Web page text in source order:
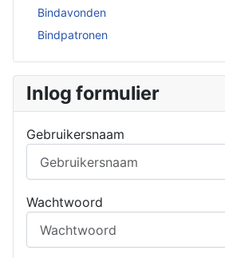
Bindavonden
Bindpatronen
Inlog formulier
Gebruikersnaam
Wachtwoord